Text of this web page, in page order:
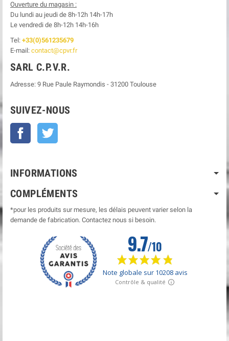
Ouverture du magasin :
Du lundi au jeudi de 8h-12h 14h-17h
Le vendredi de 8h-12h 14h-16h
Tel: +33(0)561235679
E-mail: contact@cpvr.fr
SARL C.P.V.R.
Adresse: 9 Rue Paule Raymondis - 31200 Toulouse
SUIVEZ-NOUS
Facebook
INFORMATIONS
COMPLÉMENTS
*pour les produits sur mesure, les délais peuvent varier selon la
demande de fabrication. Contactez nous si besoin.